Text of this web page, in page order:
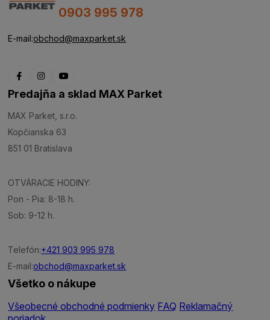
0903 995 978
E-mail:obchod@maxparket.sk
Predajňa a sklad MAX Parket
MAX Parket, s.r.o.
Kopčianska 63
851 01 Bratislava
OTVÁRACIE HODINY:
Pon - Pia: 8-18 h.
Sob: 9-12 h.
Telefón:+421 903 995 978
E-mail:obchod@maxparket.sk
Všetko o nákupe
Všeobecné obchodné podmienky FAQ Reklamačný